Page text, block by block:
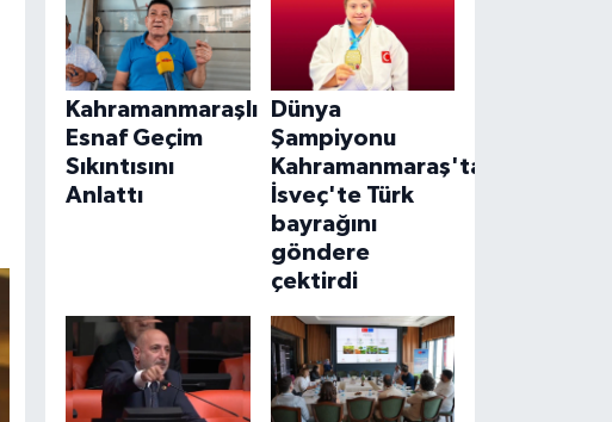
Kahramanmaraşlı
Esnaf Geçim
Sıkıntısını
Anlattı
Dünya
Şampiyonu
Kahramanmaraş'tan!
İsveç'te Türk
bayrağını
göndere
çektirdi